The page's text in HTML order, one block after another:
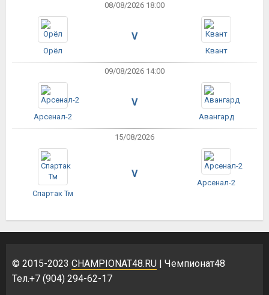
08/08/2026 18:00
Орёл
V
Квант
09/08/2026 14:00
Арсенал-2
V
Авангард
15/08/2026
Спартак Тм
V
Арсенал-2
© 2015-2023 CHAMPIONAT48.RU | Чемпионат48
Тел.+7 (904) 294-62-17